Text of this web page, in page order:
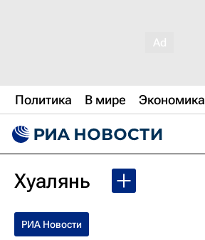
Политика В мире Экономика
Хуалянь
РИА Новости